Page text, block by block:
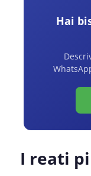
Hai
I reati